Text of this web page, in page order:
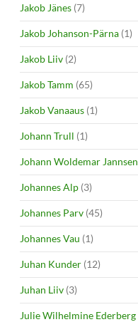
Jakob Jänes (7)
Jakob Johanson-Pärna (1)
Jakob Liiv (2)
Jakob Tamm (65)
Jakob Vanaaus (1)
Johann Trull (1)
Johann Woldemar Jannsen
Johannes Alp (3)
Johannes Parv (45)
Johannes Vau (1)
Juhan Kunder (12)
Juhan Liiv (3)
Julie Wilhelmine Ederberg